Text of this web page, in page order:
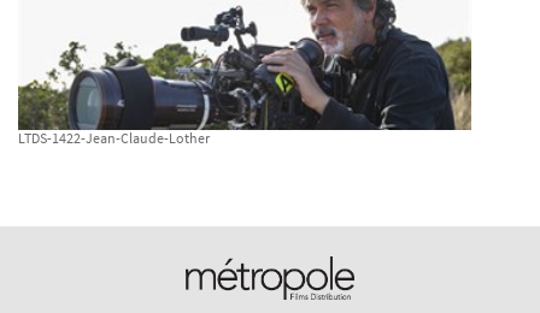
LTDS-1422-Jean-Claude-Lother